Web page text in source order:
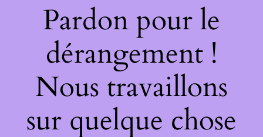
Pardon pour le
dérangement !
Nous travaillons
sur quelque chose